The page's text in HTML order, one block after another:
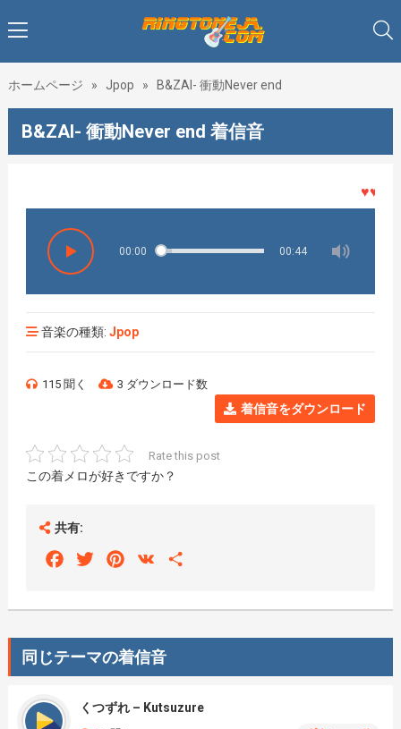
ホームページ » Jpop » B&ZAI- 衝動Never end
B&ZAI- 衝動Never end 着信音
♥♥♥着メ
00:00 00:44
音楽の種類: Jpop
115 聞く 3 ダウンロード数
着信音をダウンロード
Rate this post
この着メロが好きですか？
共有:
FacebookTwitterPinterest
VK
同じテーマの着信音
くつずれ – Kutsuzure